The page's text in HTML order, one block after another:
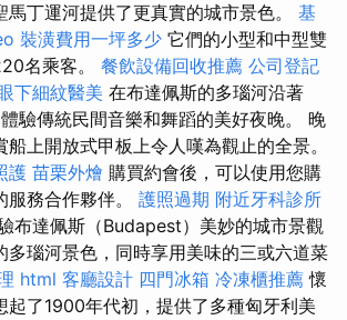
馬丁運河提供了更真實的城市景色。 基
裝潢費用一坪多少 它們的小型和中型雙
名乘客。 餐飲設備回收推薦 公司登記
下細紋醫美 在布達佩斯的多瑙河沿著
驗傳統民間音樂和舞蹈的美好夜晚。 晚
上開放式甲板上令人嘆為觀止的全景。
護 苗栗外燴 購買約會後，可以使用您購
服務合作夥伴。 護照過期 附近牙科診所
布達佩斯（Budapest）美妙的城市景觀
多瑙河景色，同時享用美味的三或六道菜
html 客廳設計 四門冰箱 冷凍櫃推薦 懷
起了1900年代初，提供了多種匈牙利美